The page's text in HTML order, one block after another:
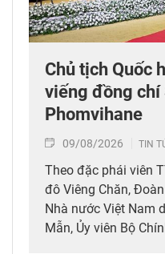
Chủ tịch Quốc
viếng đồng chí
Phomvihane
09/08/2026 TIN
Theo đặc phái viên
đô Viêng Chăn,
Nhà nước Việt Nam
Mẫn, Ủy viên Bộ